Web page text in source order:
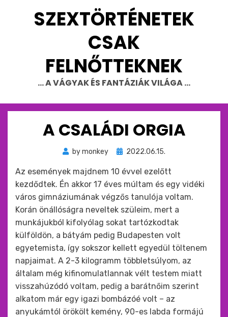
SZEXTÖRTÉNETEK
CSAK
FELNŐTTEKNEK
… A VÁGYAK ÉS FANTÁZIÁK VILÁGA …
A CSALÁDI ORGIA
bymonkey
Beküldve
:
2022.06.15.
Az események majdnem 10 évvel ezelőtt
kezdődtek. Én akkor 17 éves múltam és egy vidéki
város gimnáziumának végzős tanulója voltam.
Korán önállóságra neveltek szüleim, mert a
munkájukból kifolyólag sokat tartózkodtak
külföldön, a bátyám pedig Budapesten volt
egyetemista, így sokszor kellett egyedül töltenem
napjaimat. A 2-3 kilogramm többletsúlyom, az
általam még kifinomulatlannak vélt testem miatt
visszahúzódó voltam, pedig a barátnőim szerint
alkatom már egy igazi bombázóé volt – az
anyukámtól örökölt kemény, 90-es labda formájú